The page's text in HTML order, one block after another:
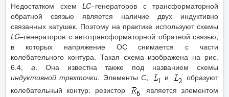
Недостатком схем LC–генераторов с трансформаторной
обратной связью является наличие двух индуктивно
связанных катушек. Поэтому на практике используют схемы
LC–генераторов с автотрансформаторной обратной связью,
в которых напряжение ОС снимается с части
колебательного контура. Такая схема изображена на рис.
6.4, а. Она известна также под названием схемы
индуктивной трехточки. ЭлементыС, и
образуют
колебательный контур: резистор
является элементом